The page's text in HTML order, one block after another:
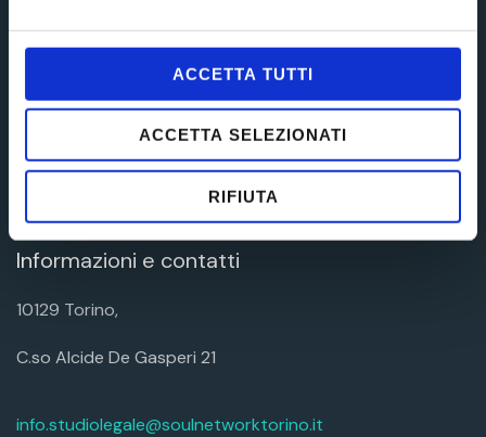
ACCETTA TUTTI
ACCETTA SELEZIONATI
RIFIUTA
Il Team
News
Informazioni e contatti
10129 Torino,
C.so Alcide De Gasperi 21
info.studiolegale@soulnetworktorino.it